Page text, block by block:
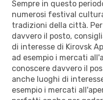
Sempre in questo
numerosi festival
tradizioni della città.
davvero il posto,
di interesse di Kirovsk
ad esempio i mercati
conoscere davvero il
anche luoghi di
esempio i mercati